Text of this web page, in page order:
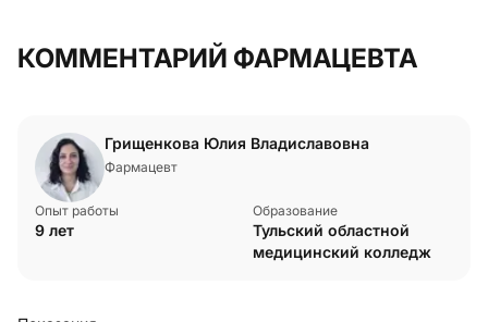
КОММЕНТАРИЙ ФАРМАЦЕВТА
Грищенкова Юлия Владиславовна
Фармацевт
Опыт работы
9 лет
Образование
Тульский областной
медицинский колледж